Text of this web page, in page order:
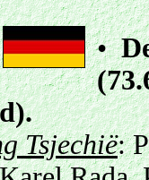
•
.
Tsjechië: